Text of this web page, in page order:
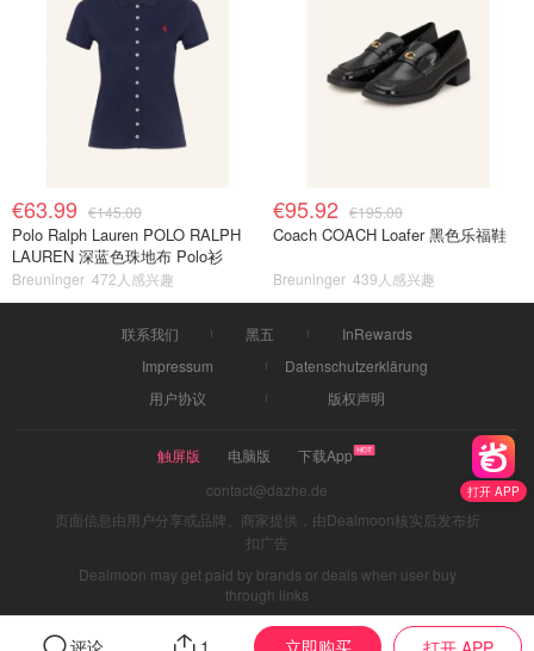
打开 APP
评论 1 立即购买
€63.99 €145.00
Polo Ralph Lauren POLO RALPH
LAUREN 深蓝色珠地布 Polo衫
Breuninger 472人感兴趣
€95.92 €195.00
Coach COACH Loafer 黑色乐福鞋
Breuninger 439人感兴趣
联系我们 黑五
InRewards
Impressum
Datenschutzerklärung
用户协议
版权声明
触屏版 电脑版
下载App
contact@dazhe.de
页面信息由用户分享或品牌、商家提供，由Dealmoon核实后发布折
扣广告
Dealmoon may get paid by brands or deals when user buy
through links